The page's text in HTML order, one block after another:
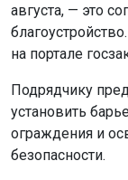
августа, — это
на портале
Подрядчику
установить
ограждения и
безопасности.